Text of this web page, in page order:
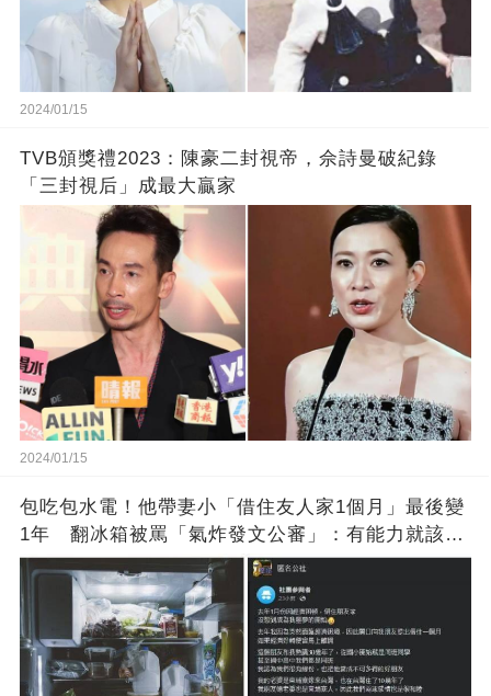
2024/01/15
TVB頒獎禮2023：陳豪二封視帝，佘詩曼破紀錄
「三封視后」成最大贏家
2024/01/15
包吃包水電！他帶妻小「借住友人家1個月」最後變
1年 翻冰箱被罵「氣炸發文公審」：有能力就該大
方